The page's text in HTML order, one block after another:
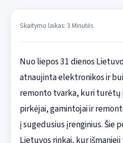
Skaitymo laikas: 3 Minutės
Nuo liepos 31 dienos
atnaujinta elektronikos ir
remonto tvarka, kuri turėtų
pirkėjai, gamintojai ir
į sugedusius įrenginius. Šie
Lietuvos rinkai, kur